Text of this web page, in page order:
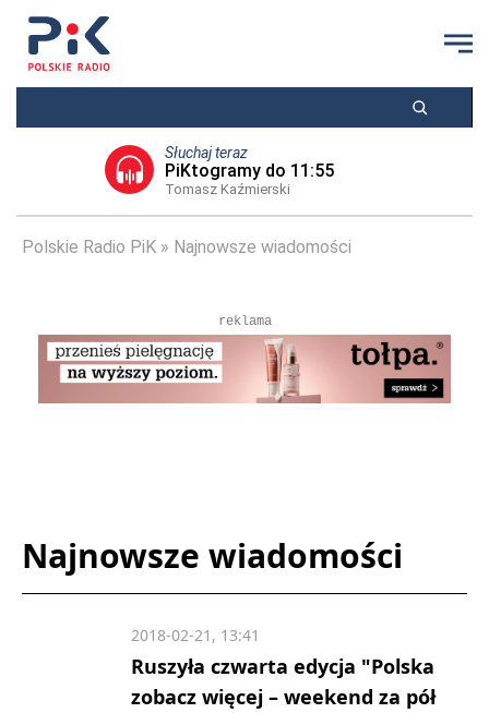
Słuchaj teraz
PiKtogramy do 11:55
Tomasz Kaźmierski
Polskie Radio PiK Najnowsze wiadomości
reklama
Najnowsze wiadomości
Ruszyła czwarta edycja "Polska
zobacz więcej – weekend za pół
2018-02-21, 13:41